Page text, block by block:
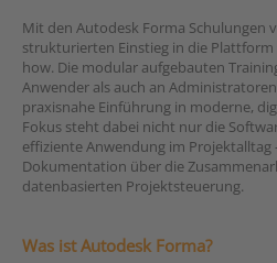
Mit den Autodesk Forma Schulungen
strukturierten Einstieg in die
how. Die modular aufgebauten
Anwender als auch an
praxisnahe Einführung in moderne,
Fokus steht dabei nicht nur die
effiziente Anwendung im
Dokumentation über die
datenbasierten Projektsteuerung.
Was ist Autodesk Forma?